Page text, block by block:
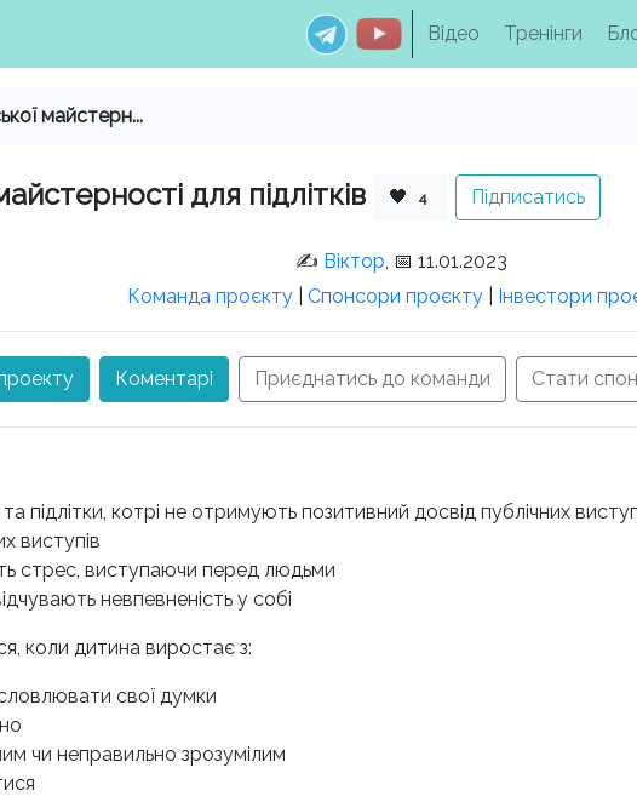
Відео Тренінги
майстерн...
для підлітків 🖤 4 Підписатись
✍️ Віктор, 📅 11.01.2023
Команда проєкту
Спонсори проєкту Інвестори
Коментарі Приєднатись до команди Стати
підлітки, котрі не отримують позитивний досвід публічних
виступів
стрес, виступаючи перед людьми
невпевненість у собі
коли дитина виростає з:
свої думки
чи неправильно зрозумілим